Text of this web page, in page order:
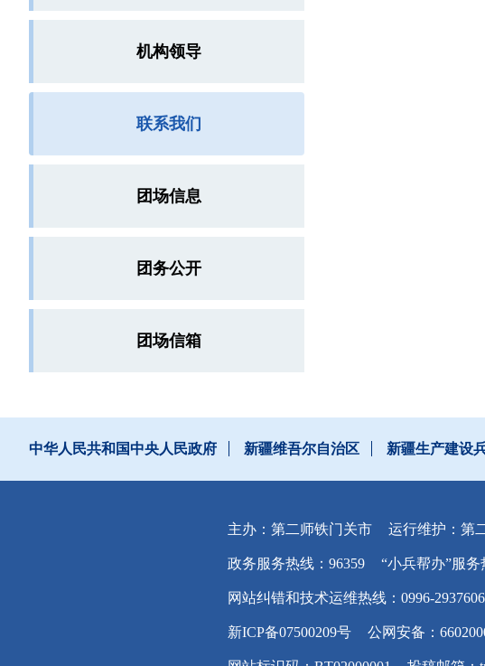
机构领导
联系我们
团场信息
团务公开
团场信箱
中华人民共和国中央人民政府 新疆维吾尔自治区 新疆生产建设
主办：第二师铁门关市 运行维护：第
政务服务热线：96359 “小兵帮办”服务
网站纠错和技术运维热线：0996-2937606
新ICP备07500209号 公网安备：